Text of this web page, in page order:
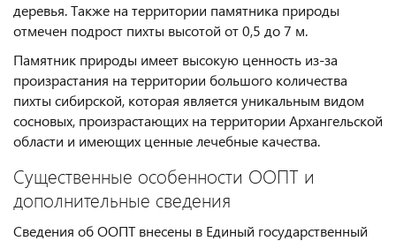
деревья. Также на территории памятника природы
отмечен подрост пихты высотой от 0,5 до 7 м.
Памятник природы имеет высокую ценность из-за
произрастания на территории большого количества
пихты сибирской, которая является уникальным видом
сосновых, произрастающих на территории Архангельской
области и имеющих ценные лечебные качества.
Существенные особенности ООПТ и
дополнительные сведения
Сведения об ООПТ внесены в Единый государственный